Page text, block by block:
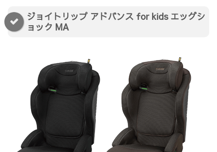
ジョイトリップ アドバンス for kids エッグシ
ョック MA